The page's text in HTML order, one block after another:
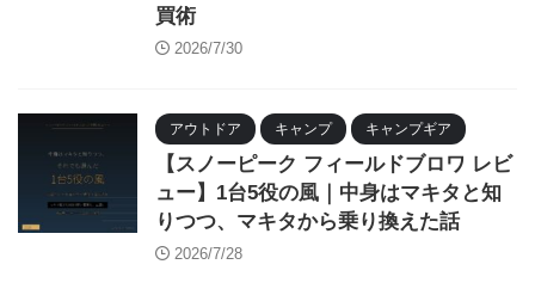
買術
2026/7/30
アウトドア キャンプ キャンプギア
【スノーピーク フィールドブロワ レビ
ュー】1台5役の風｜中身はマキタと知
りつつ、マキタから乗り換えた話
2026/7/28